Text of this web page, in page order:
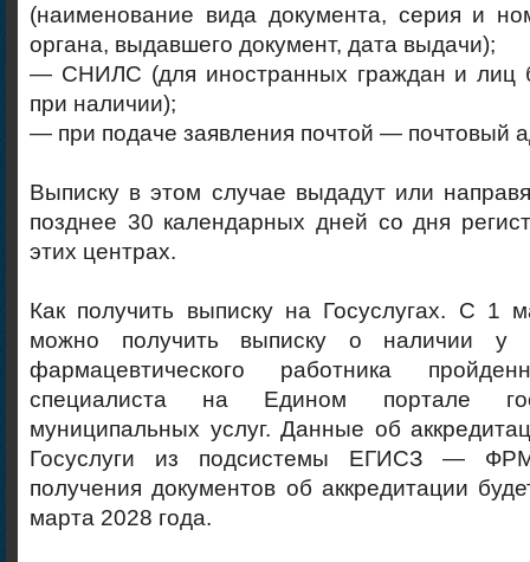
(наименование вида документа, серия и
органа, выдавшего документ, дата выдачи);
— СНИЛС (для иностранных граждан и лиц
при наличии);
— при подаче заявления почтой — почтовый
Выписку в этом случае выдадут или
позднее 30 календарных дней со дня
этих центрах.
Как получить выписку на Госуслугах. С 1
можно получить выписку о наличии у
фармацевтического работника
специалиста на Едином портале
муниципальных услуг. Данные об
Госуслуги из подсистемы ЕГИСЗ —
получения документов об аккредитации
марта 2028 года.